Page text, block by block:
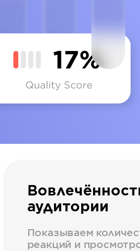
аудитории
Показываем
реакций и